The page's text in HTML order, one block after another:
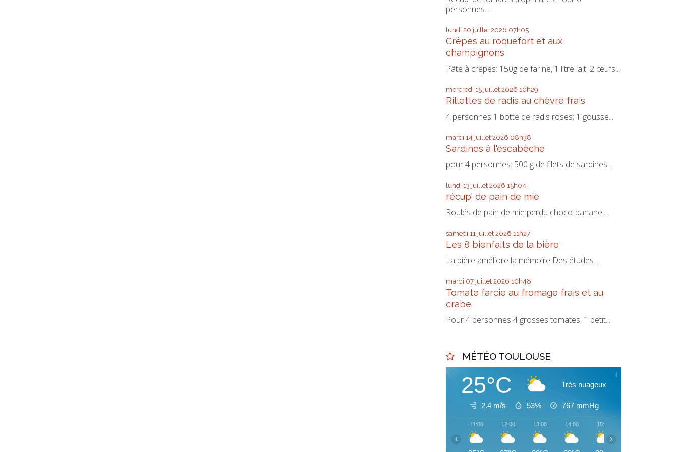
personnes...
lundi 20 juillet 2026 07h05
Crêpes au roquefort et aux
champignons
Pâte à crêpes: 150g de farine, 1 litre lait, 2 œufs...
mercredi 15 juillet 2026 10h29
Rillettes de radis au chèvre frais
4 personnes 1 botte de radis roses; 1 gousse...
mardi 14 juillet 2026 08h38
Sardines à l'escabèche
pour 4 personnes: 500 g de filets de sardines...
lundi 13 juillet 2026 15h04
récup' de pain de mie
Roulés de pain de mie perdu choco-banane....
samedi 11 juillet 2026 11h27
Les 8 bienfaits de la bière
La bière améliore la mémoire Des études...
mardi 07 juillet 2026 10h48
Tomate farcie au fromage frais et au
crabe
Pour 4 personnes 4 grosses tomates, 1 petit...
MÉTÉO TOULOUSE
25°C Très nuageux
2.4 m/s 53% 767 mmHg
11:00 12:00 13:00 14:00 15:00
‹ ›